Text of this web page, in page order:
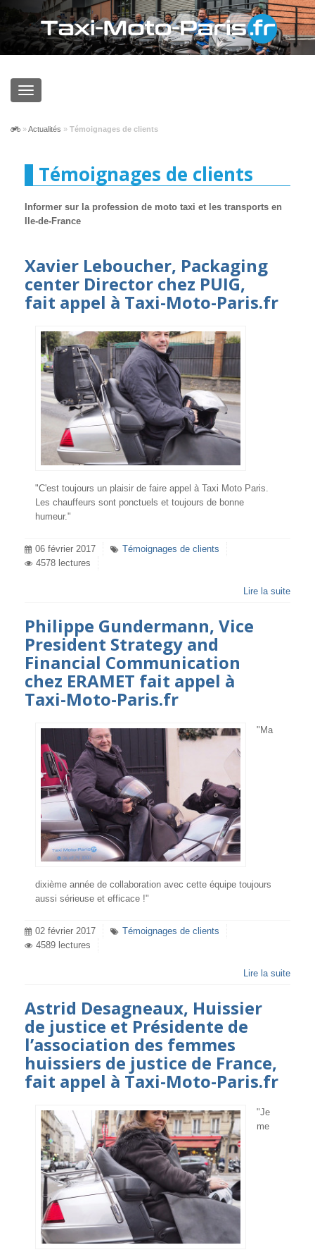
»Actualités » Témoignages de clients
Témoignages de clients
Informer sur la profession de moto taxi et les transports en
Ile-de-France
Xavier Leboucher, Packaging
center Director chez PUIG,
fait appel à Taxi-Moto-Paris.fr
"C'est toujours un plaisir de faire appel à Taxi Moto Paris.
Les chauffeurs sont ponctuels et toujours de bonne
humeur."
06 février 2017
Témoignages de clients
4578 lectures
Lire la suite
Philippe Gundermann, Vice
President Strategy and
Financial Communication
chez ERAMET fait appel à
Taxi-Moto-Paris.fr
"Ma
dixième année de collaboration avec cette équipe toujours
aussi sérieuse et efficace !"
02 février 2017
Témoignages de clients
4589 lectures
Lire la suite
Astrid Desagneaux, Huissier
de justice et Présidente de
l’association des femmes
huissiers de justice de France,
fait appel à Taxi-Moto-Paris.fr
"Je
me